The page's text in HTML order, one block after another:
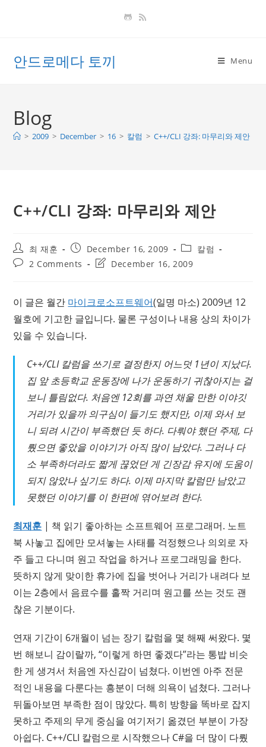
안드로메다 토끼 Menu
Blog
> 2009 > December > 16 > 칼럼 > C++/CLI 강좌: 마무리와 제안
C++/CLI 강좌: 마무리와 제안
Post
author:
최 재훈
Post
published:
December 16, 2009
Post
category:
칼럼
Post2 Comments
PostDecember 16, 2009
이 글은 월간 마이크로소프트웨어(일명 마소) 2009년 12
월호에 기고한 글입니다. 물론 구성이나 내용 상의 차이가
있을 수 있습니다.
C++/CLI 칼럼을 쓰기로 결정한지 어느덧 1년이 지났다.
집 앞 초등학교 운동장에 나가 운동하기 귀찮아지는 걸
보니 틀림없다. 처음엔 12회를 과연 채울 만한 이야깃
거리가 있을까 의구심이 들기도 했지만, 이제 와서 보
니 되려 시간이 부족했던 듯 하다. 다뤄야 했던 주제, 다
뤘으면 좋았을 이야기가 아직 많이 남았다. 그러나 다
소 부족하더라도 짧게 끊었던 게 긴장감 유지에 도움이
되지 않았나 싶기도 하다. 이제 마지막 칼럼만 남았고
못했던 이야기를 이 한편에 엮어보려 한다.
최재훈 | 책 읽기 좋아하는 소프트웨어 프로그래머. 노트
북 사놓고 집에만 모셔놓는 사태를 걱정했으나 의외로 자
주 들고 다니며 원고 작업을 하거나 프로그래밍을 한다.
뜻하지 않게 맞이한 휴가에 집을 벗어나 거리가 내려다 보
이는 2층에서 음료수를 홀짝 거리며 원고를 쓰는 것도 괜
찮은 기분이다.
연재 기간이 6개월이 넘는 장기 칼럼을 몇 해째 써왔다. 몇
번 해보니 감이랄까, “이렇게 하면 좋겠다”라는 통밥 비슷
한 게 생겨서 처음엔 자신감이 넘쳤다. 이번엔 아주 전문
적인 내용을 다룬다는 흥분이 더해 의욕이 넘쳤다. 그러나
뒤돌아보면 부족한 점이 많았다. 특히 방향을 똑바로 잡지
못하고 주제의 무게 중심을 여기저기 옮겼던 부분이 가장
아쉽다. C++/CLI 칼럼으로 시작했으나 C#을 더 많이 다뤘